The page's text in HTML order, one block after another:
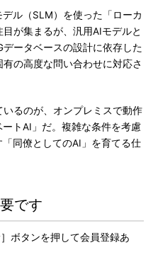
ル（SLM）を使った「ローカ
が集まるが、汎用AIモデルと
データベースの設計に依存した
の高度な問い合わせに対応さ
るのが、オンプレミスで動作
トAI」だ。複雑な条件を考慮
同僚としてのAI」を育てる仕
です
ボタンを押して会員登録あ